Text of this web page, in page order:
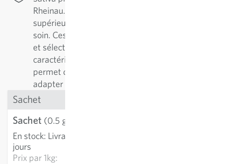
Rheinau. Pour assurer une variété de qualité
supérieure, il est essentiel de l’entretenir avec
soin. Ces variétés sont régulièrement reproduites
et sélectionnées en fonction de leurs
caractéristiques positives. Cette démarche
permet de les améliorer continuellement et de les
adapter aux conditions de culture.
Sachet
Sachet (0.5 g)
En stock: Livraison 2-4
jours
Prix par1kg: